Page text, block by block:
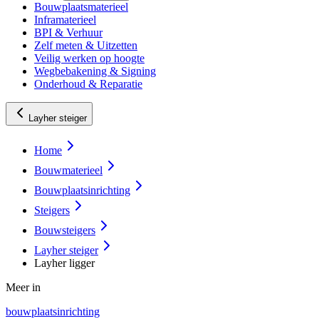
Bouwplaatsmaterieel
Inframaterieel
BPI & Verhuur
Zelf meten & Uitzetten
Veilig werken op hoogte
Wegbebakening & Signing
Onderhoud & Reparatie
Layher steiger
Home
Bouwmaterieel
Bouwplaatsinrichting
Steigers
Bouwsteigers
Layher steiger
Layher ligger
Meer in
bouwplaatsinrichting